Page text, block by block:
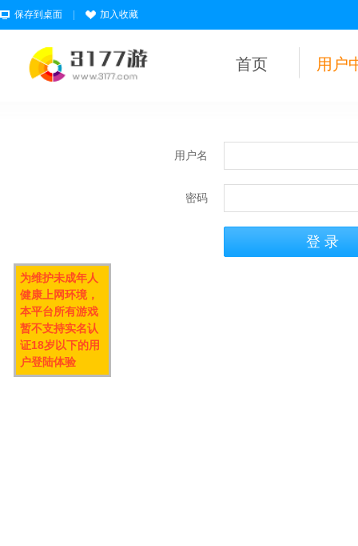
保存到桌面 加入收藏
首页 用户
用户名
密码
为维护未成年人
健康上网环境，
本平台所有游戏
暂不支持实名认
证18岁以下的用
户登陆体验